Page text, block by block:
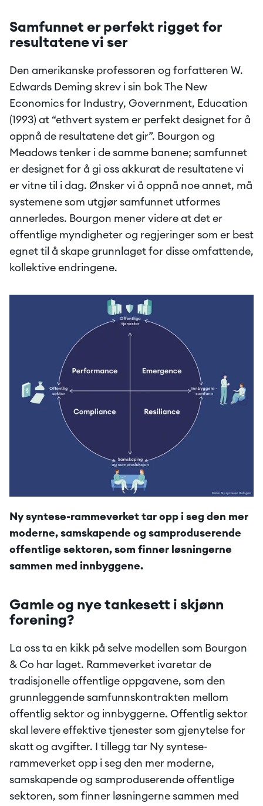
Samfunnet er perfekt rigget for
resultatene vi ser
Den amerikanske professoren og forfatteren W.
Edwards Deming skrev i sin bok The New
Economics for Industry, Government, Education
(1993) at “ethvert system er perfekt designet for å
oppnå de resultatene det gir”. Bourgon og
Meadows tenker i de samme banene; samfunnet
er designet for å gi oss akkurat de resultatene vi
er vitne til i dag. Ønsker vi å oppnå noe annet, må
systemene som utgjør samfunnet utformes
annerledes. Bourgon mener videre at det er
offentlige myndigheter og regjeringer som er best
egnet til å skape grunnlaget for disse omfattende,
kollektive endringene.
Ny syntese-rammeverket tar opp i seg den mer
moderne, samskapende og samproduserende
offentlige sektoren, som finner løsningerne
sammen med innbyggene.
Gamle og nye tankesett i skjønn
forening?
La oss ta en kikk på selve modellen som Bourgon
& Co har laget. Rammeverket ivaretar de
tradisjonelle offentlige oppgavene, som den
grunnleggende samfunnskontrakten mellom
offentlig sektor og innbyggerne. Offentlig sektor
skal levere effektive tjenester som gjenytelse for
skatt og avgifter. I tillegg tar Ny syntese-
rammeverket opp i seg den mer moderne,
samskapende og samproduserende offentlige
sektoren, som finner løsningerne sammen med